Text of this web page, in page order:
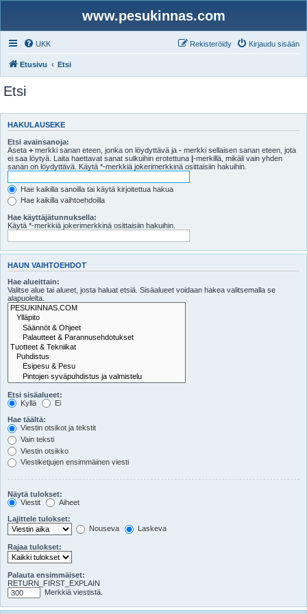
www.pesukinnas.com
UKK Kirjaudu sisään
Rekisteröidy
Etusivu Etsi
Etsi
HAKULAUSEKE
Etsi avainsanoja:
Aseta + merkki sanan eteen, jonka on löydyttävä ja - merkki sellaisen sanan eteen, jota
ei saa löytyä. Laita haettavat sanat sulkuihin erotettuna |-merkillä, mikäli vain yhden
sanan on löydyttävä. Käytä *-merkkiä jokerimerkkinä osittaisiin hakuihin.
Hae kaikilla sanoilla tai käytä kirjoitettua hakua
Hae kaikilla vaihtoehdoilla
Hae käyttäjätunnuksella:
Käytä *-merkkiä jokerimerkkinä osittaisiin hakuihin.
HAUN VAIHTOEHDOT
Hae alueittain:
Valitse alue tai alueet, josta haluat etsiä. Sisäalueet voidaan hakea valitsemalla se
alapuolelta.
Etsi sisäalueet:
Kyllä
Ei
Hae täältä:
Viestin otsikot ja tekstit
Vain teksti
Viestin otsikko
Viestiketjujen ensimmäinen viesti
Näytä tulokset:
Viestit
Aiheet
Lajittele tulokset:
Nouseva
Laskeva
Rajaa tulokset:
Palauta ensimmäiset:
RETURN_FIRST_EXPLAIN
Merkkiä viestistä.